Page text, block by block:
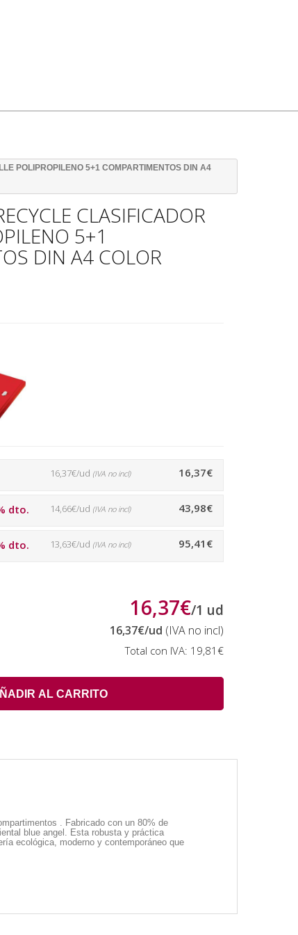
POLIPROPILENO 5+1 COMPARTIMENTOS DIN A4
CLASIFICADOR
5+1
DIN A4 COLOR
16,37€
16,37€/ud (IVA no incl)
dto. 43,98€
14,66€/ud (IVA no incl)
dto. 95,41€
13,63€/ud (IVA no incl)
16,37€/1 ud
16,37€/ud (IVA no incl)
Total con IVA: 19,81€
AL CARRITO
. Fabricado con un 80% de
blue angel. Esta robusta y práctica
ecológica, moderno y contemporáneo que